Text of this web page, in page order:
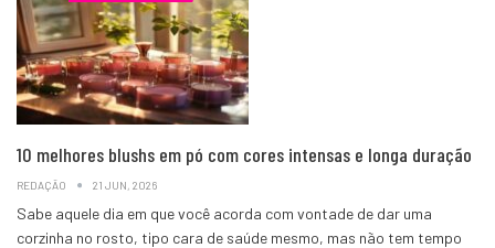
10 melhores blushs em pó com cores intensas e longa duração
REDAÇÃO 21 JUN, 2026
Sabe aquele dia em que você acorda com vontade de dar uma
corzinha no rosto, tipo cara de saúde mesmo, mas não tem tempo